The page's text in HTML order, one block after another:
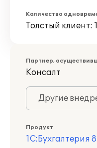
Количество
Толстый клиент: 1
Партнер,
Консалт
Другие
Продукт
1С:Бухгалтерия 8